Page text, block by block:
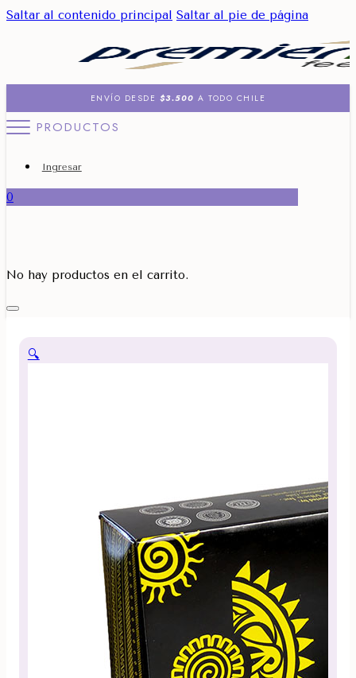
Saltar al contenido principal Saltar al pie de página
ENVÍO DESDE $3.500 A TODO CHILE
PRODUCTOS
Ingresar
0
No hay productos en el carrito.
🔍